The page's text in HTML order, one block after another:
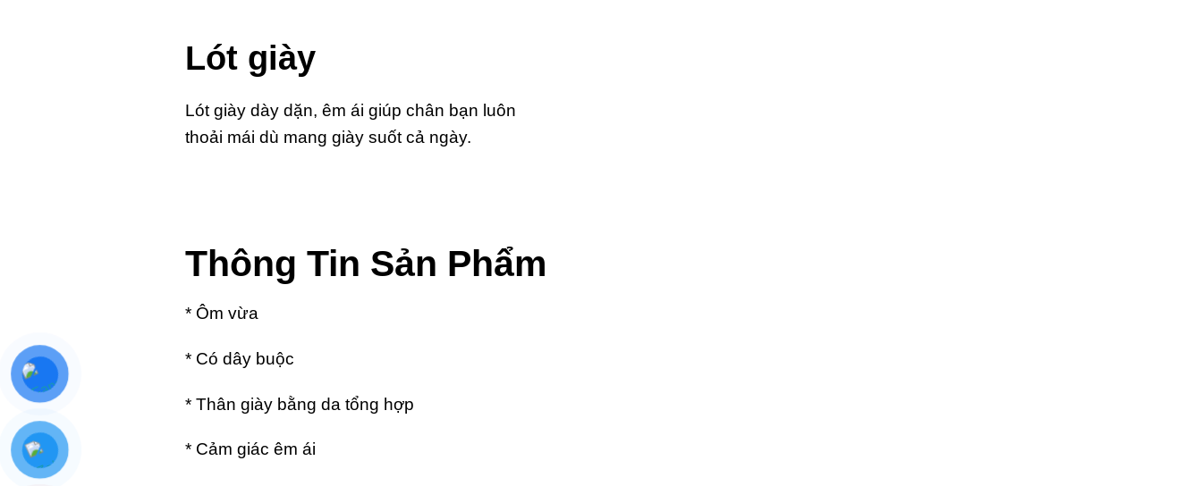
Lót giày
Lót giày dày dặn, êm ái giúp chân bạn luôn
thoải mái dù mang giày suốt cả ngày.
Thông Tin Sản Phẩm
* Ôm vừa
* Có dây buộc
* Thân giày bằng da tổng hợp
* Cảm giác êm ái